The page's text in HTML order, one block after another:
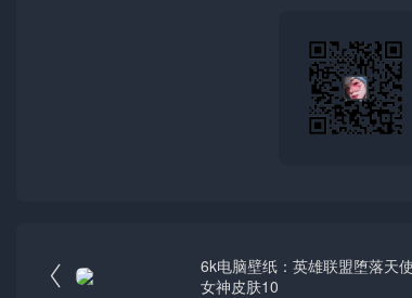

6k电脑壁纸：英雄联盟堕落天
女神皮肤10